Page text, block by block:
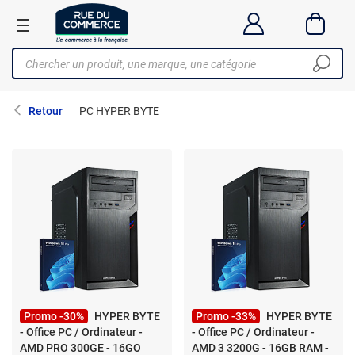
Retour PC HYPER BYTE
Promo -30%
HYPER BYTE
- Office PC / Ordinateur -
AMD PRO 300GE - 16GO
Promo -33%
HYPER BYTE
- Office PC / Ordinateur -
AMD 3 3200G - 16GB RAM -